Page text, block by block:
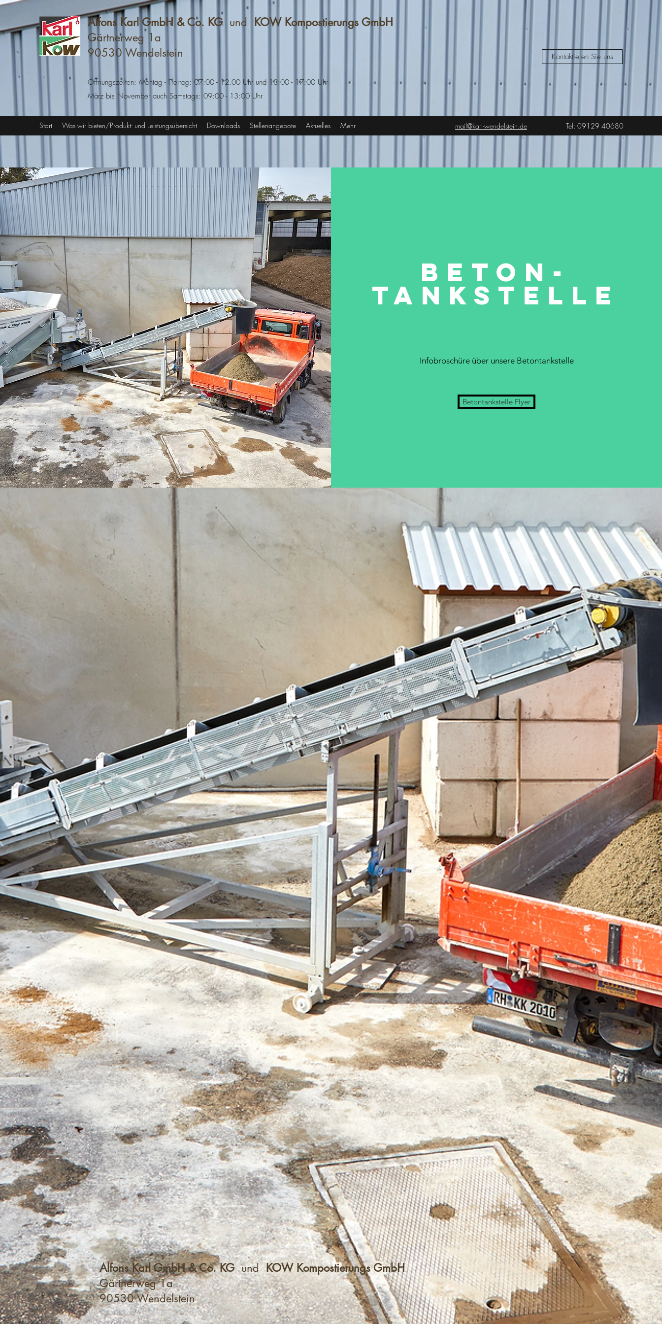
Alfons Karl GmbH & Co. KG und
KOW Kompostierungs GmbH
Gärtnerweg 1a
90530 Wendelstein
Öffnungszeiten: Montag - Freitag: 07:00 - 12.00 Uhr und 13:00 - 17:00 Uhr
März bis November auch Samstags: 09:00 - 13:00 Uhr
Kontaktieren Sie uns
Start Was wir bieten/Produkt- und Leistungsübersicht Downloads Stellenangebote Aktuelles Mehr mail@karl-wendelstein.de Tel: 09129 40680
BETON-
TANKSTELLE
Infobroschüre über unsere Betontankstelle
Betontankstelle Flyer
Alfons Karl GmbH & Co. KGundKOW Kompostierungs GmbH
Gärtnerweg 1a
90530 Wendelstein